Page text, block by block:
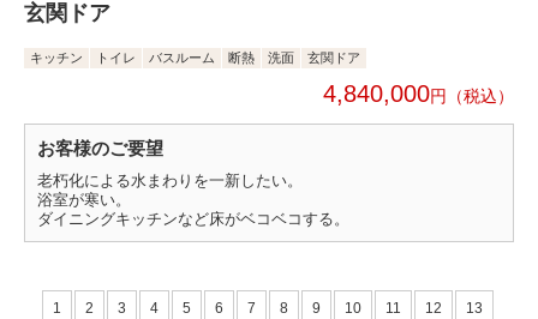
玄関ドア
キッチン トイレ バスルーム 断熱 洗面 玄関ドア
4,840,000円
お客様のご要望
老朽化による水まわりを一新したい。
浴室が寒い。
ダイニングキッチンなど床がベコベコする。
1 2 3 4 5 6 7 8 9 10 11 12 13